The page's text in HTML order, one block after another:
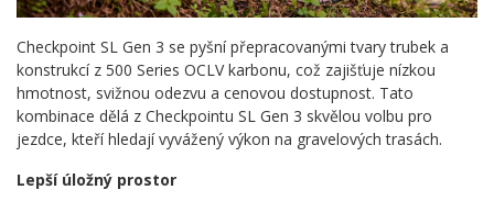
Checkpoint SL Gen 3 se pyšní přepracovanými tvary trubek a
konstrukcí z 500 Series OCLV karbonu, což zajišťuje nízkou
hmotnost, svižnou odezvu a cenovou dostupnost. Tato
kombinace dělá z Checkpointu SL Gen 3 skvělou volbu pro
jezdce, kteří hledají vyvážený výkon na gravelových trasách.
Lepší úložný prostor